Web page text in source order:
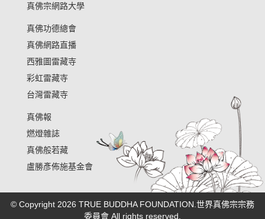
真佛宗網路大學
真佛功德總會
真佛網路直播
西雅圖雷藏寺
彩虹雷藏寺
台灣雷藏寺
真佛報
燃燈雜誌
真佛般若藏
盧勝彥佈施基金會
© Copyright 2026 TRUE BUDDHA FOUNDATION.世界真佛宗宗務
委員會 All rights reserved.